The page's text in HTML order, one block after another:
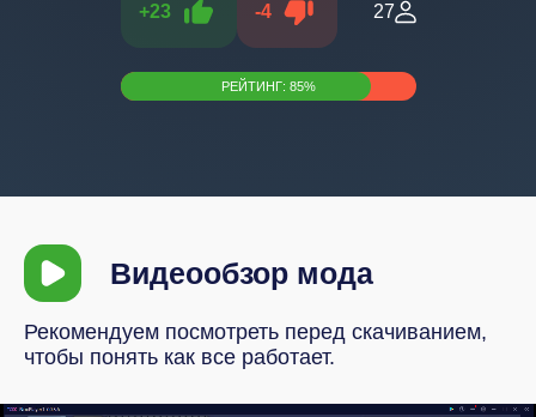
+23 -4 27
РЕЙТИНГ: 85%
Видеообзор мода
Рекомендуем посмотреть перед скачиванием,
чтобы понять как все работает.